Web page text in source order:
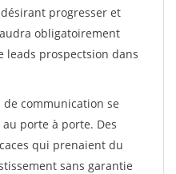
progresser et
obligatoirement
leads prospectsion dans
communication se
porte à porte. Des
qui prenaient du
sans garantie